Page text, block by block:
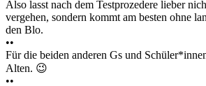
Also lasst nach dem Testprozedere lieber
vergehen, sondern kommt am besten ohne
den Blo.
••
Für die beiden anderen Gs und
Alten. 😉
••